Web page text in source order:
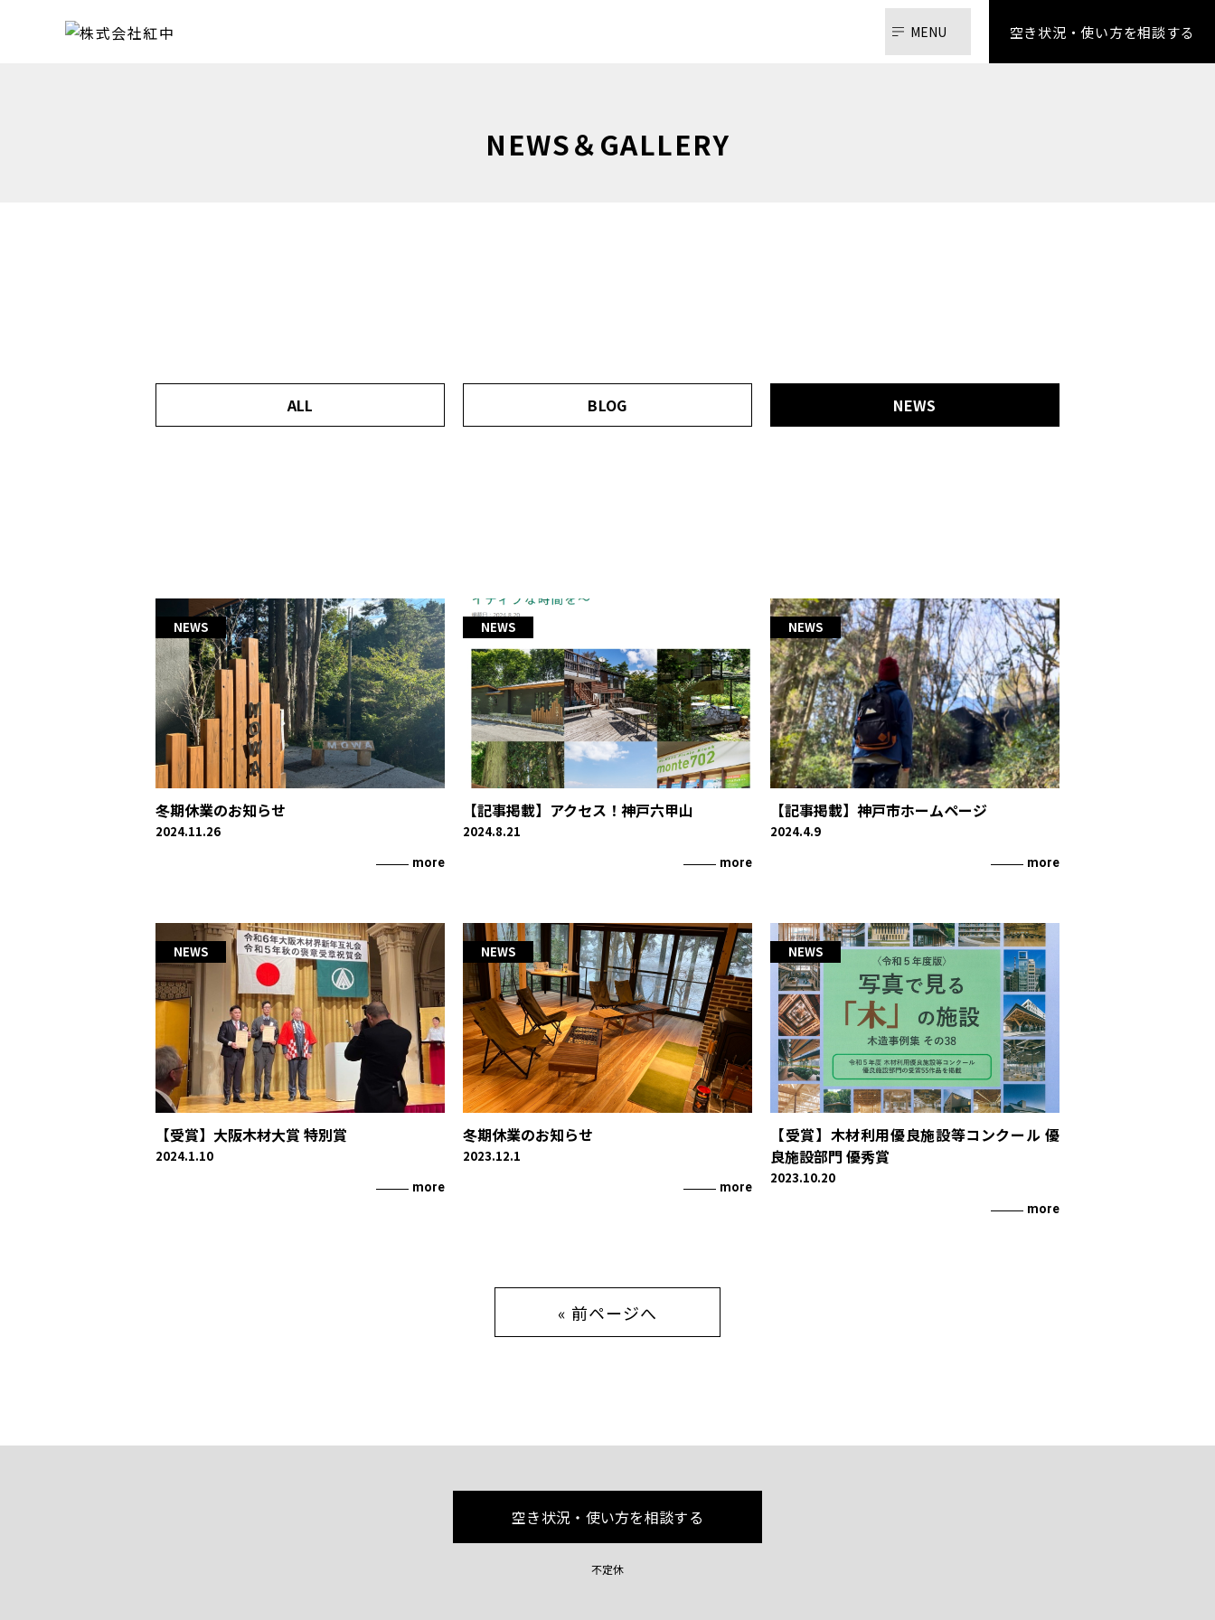
空き状況・使い方を相談する
PLAN
NEWS
BLOG
Instagram
空き状況・使い方を相談する
NEWS＆GALLERY
ALL BLOG NEWS
NEWS
冬期休業のお知らせ
2024.11.26
more
NEWS
【記事掲載】アクセス！神戸六甲山
2024.8.21
more
NEWS
【記事掲載】神戸市ホームページ
2024.4.9
more
NEWS
【受賞】大阪木材大賞 特別賞
2024.1.10
more
NEWS
冬期休業のお知らせ
2023.12.1
more
NEWS
【受賞】木材利用優良施設等コンクール 優
良施設部門 優秀賞
2023.10.20
more
« 前ページへ
空き状況・使い方を相談する
不定休